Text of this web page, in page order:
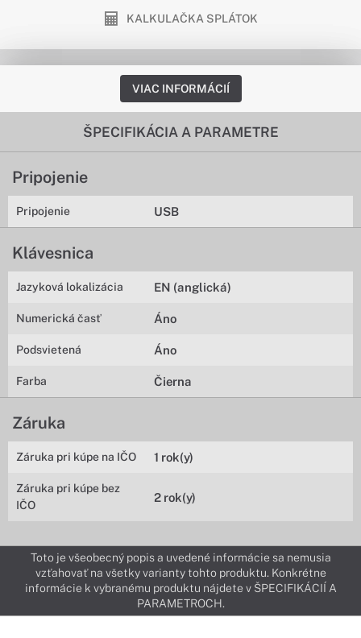
KALKULAČKA SPLÁTOK
VIAC INFORMÁCIÍ
ŠPECIFIKÁCIA A PARAMETRE
Pripojenie
Pripojenie USB
Klávesnica
Jazyková lokalizácia EN (anglická)
Numerická časť Áno
Podsvietená Áno
Farba Čierna
Záruka
Záruka pri kúpe na IČO 1 rok(y)
Záruka pri kúpe bez
IČO
2 rok(y)
Toto je všeobecný popis a uvedené informácie sa nemusia
vzťahovať na všetky varianty tohto produktu. Konkrétne
informácie k vybranému produktu nájdete v ŠPECIFIKÁCIÍ A
PARAMETROCH.